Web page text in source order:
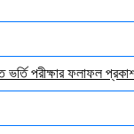
ভর্তি পরীক্ষার ফলাফল